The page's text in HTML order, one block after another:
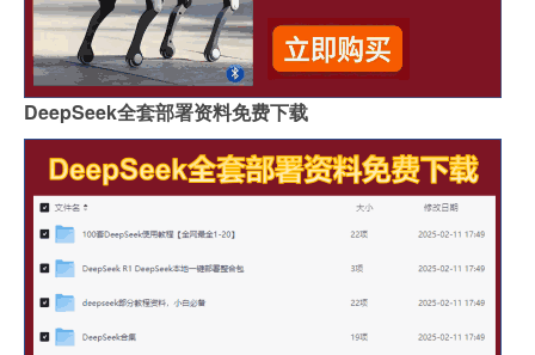
DeepSeek全套部署资料免费下载